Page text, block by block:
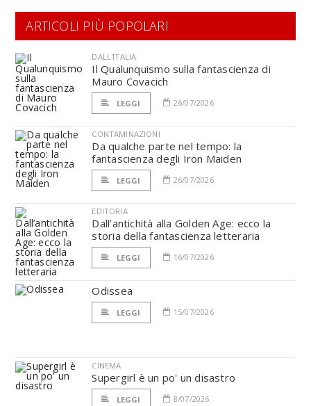
ARTICOLI PIÙ POPOLARI
DALL'ITALIA
Il Qualunquismo sulla fantascienza di
Mauro Covacich
LEGGI 26/07/2026
CONTAMINAZIONI
Da qualche parte nel tempo: la
fantascienza degli Iron Maiden
LEGGI 26/07/2026
EDITORIA
Dall’antichità alla Golden Age: ecco la
storia della fantascienza letteraria
LEGGI 16/07/2026
Odissea
LEGGI 15/07/2026
CINEMA
Supergirl è un po' un disastro
LEGGI 8/07/2026